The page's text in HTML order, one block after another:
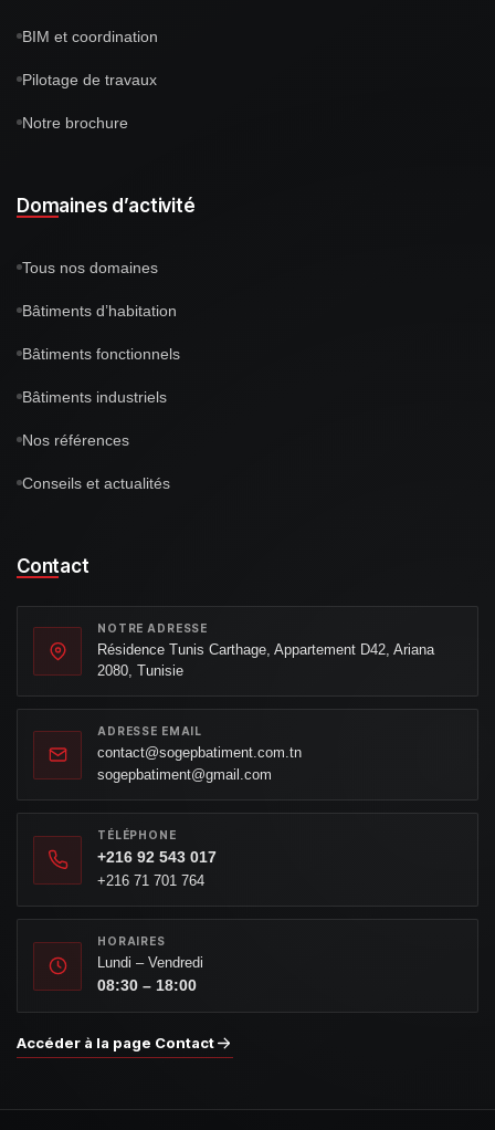
BIM et coordination
Pilotage de travaux
Notre brochure
Domaines d’activité
Tous nos domaines
Bâtiments d’habitation
Bâtiments fonctionnels
Bâtiments industriels
Nos références
Conseils et actualités
Contact
NOTRE ADRESSE
Résidence Tunis Carthage, Appartement D42, Ariana
2080, Tunisie
ADRESSE EMAIL
contact@sogepbatiment.com.tn
sogepbatiment@gmail.com
TÉLÉPHONE
+216 92 543 017
+216 71 701 764
HORAIRES
Lundi – Vendredi
08:30 – 18:00
Accéder à la page Contact